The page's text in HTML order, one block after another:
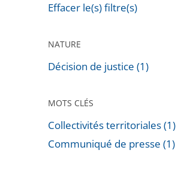
après
Effacer le(s) filtre(s)
NATURE
Décision de justice (1)
MOTS CLÉS
Collectivités territoriales (1)
Communiqué de presse (1)